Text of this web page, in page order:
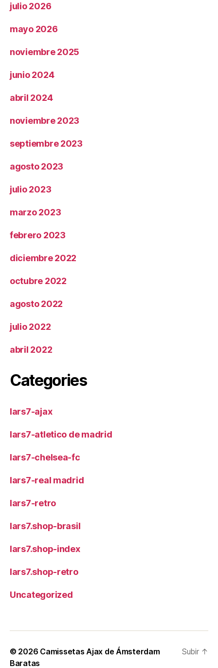
julio 2026
mayo 2026
noviembre 2025
junio 2024
abril 2024
noviembre 2023
septiembre 2023
agosto 2023
julio 2023
marzo 2023
febrero 2023
diciembre 2022
octubre 2022
agosto 2022
julio 2022
abril 2022
Categories
lars7-ajax
lars7-atletico de madrid
lars7-chelsea-fc
lars7-real madrid
lars7-retro
lars7.shop-brasil
lars7.shop-index
lars7.shop-retro
Uncategorized
© 2026 Camissetas Ajax de Ámsterdam
Baratas
Subir ↑